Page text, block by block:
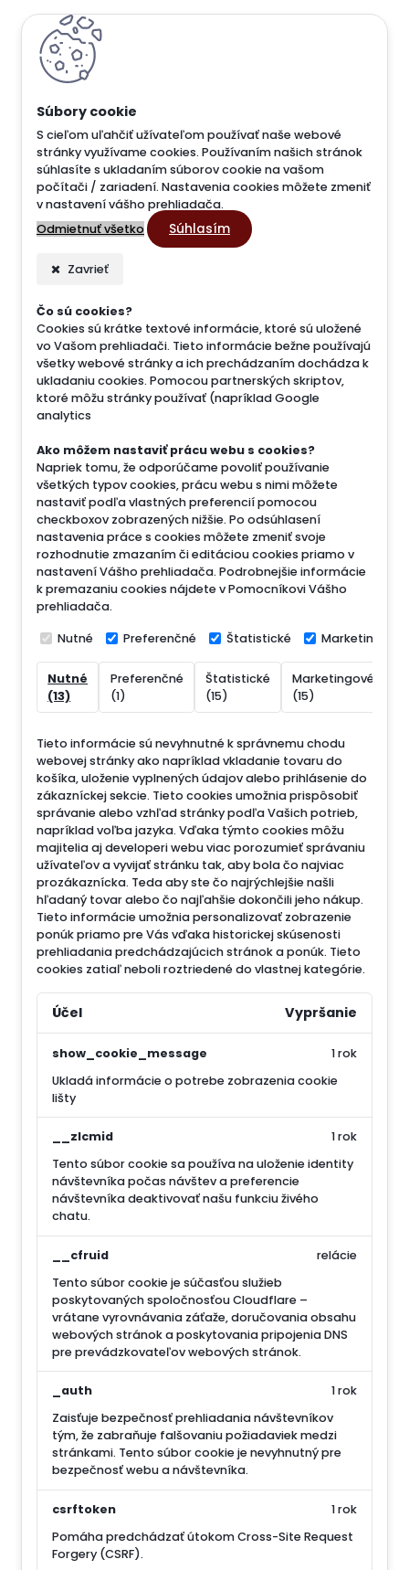
S cieľom uľahčiť užívateľom používať naše webové
stránky využívame cookies. Používaním našich stránok
súhlasíte s ukladaním súborov cookie na vašom
počítači / zariadení. Nastavenia cookies môžete zmeniť
v nastavení vášho prehliadača.
Odmietnuť všetko
Súhlasím
Zavrieť
Čo sú cookies?
Cookies sú krátke textové informácie, ktoré sú uložené
vo Vašom prehliadači. Tieto informácie bežne používajú
všetky webové stránky a ich prechádzaním dochádza k
ukladaniu cookies. Pomocou partnerských skriptov,
ktoré môžu stránky používať (napríklad Google
analytics
Ako môžem nastaviť prácu webu s cookies?
Napriek tomu, že odporúčame povoliť používanie
všetkých typov cookies, prácu webu s nimi môžete
nastaviť podľa vlastných preferencií pomocou
checkboxov zobrazených nižšie. Po odsúhlasení
nastavenia práce s cookies môžete zmeniť svoje
rozhodnutie zmazaním či editáciou cookies priamo v
nastavení Vášho prehliadača. Podrobnejšie informácie
k premazaniu cookies nájdete v Pomocníkovi Vášho
prehliadača.
Nutné Preferenčné Štatistické Marketingové
Nutné
(13)
Preferenčné
(1)
Štatistické
(15)
Marketingové
(15)
Tieto informácie sú nevyhnutné k správnemu chodu
webovej stránky ako napríklad vkladanie tovaru do
košíka, uloženie vyplnených údajov alebo prihlásenie do
zákazníckej sekcie. Tieto cookies umožnia prispôsobiť
správanie alebo vzhľad stránky podľa Vašich potrieb,
napríklad voľba jazyka. Vďaka týmto cookies môžu
majitelia aj developeri webu viac porozumieť správaniu
užívateľov a vyvijať stránku tak, aby bola čo najviac
prozákaznícka. Teda aby ste čo najrýchlejšie našli
hľadaný tovar alebo čo najľahšie dokončili jeho nákup.
Tieto informácie umožnia personalizovať zobrazenie
ponúk priamo pre Vás vďaka historickej skúsenosti
prehliadania predchádzajúcich stránok a ponúk. Tieto
cookies zatiaľ neboli roztriedené do vlastnej kategórie.
Účel Vypršanie
show_cookie_message
Ukladá informácie o potrebe zobrazenia cookie
lišty
1 rok
__zlcmid
Tento súbor cookie sa používa na uloženie identity
návštevníka počas návštev a preferencie
návštevníka deaktivovať našu funkciu živého
chatu.
1 rok
__cfruid
Tento súbor cookie je súčasťou služieb
poskytovaných spoločnosťou Cloudflare –
vrátane vyrovnávania záťaže, doručovania obsahu
webových stránok a poskytovania pripojenia DNS
pre prevádzkovateľov webových stránok.
relácie
_auth
Zaisťuje bezpečnosť prehliadania návštevníkov
tým, že zabraňuje falšovaniu požiadaviek medzi
stránkami. Tento súbor cookie je nevyhnutný pre
bezpečnosť webu a návštevníka.
1 rok
csrftoken
Pomáha predchádzať útokom Cross-Site Request
Forgery (CSRF).
1 rok